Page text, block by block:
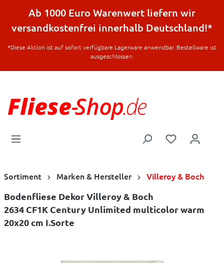
springen
Ab 1000 Euro Warenwert liefern wir
versandkostenfrei innerhalb Deutschland!*
*Diese Aktion ist auf sofort verfügbare Lagerware anwendbar. Bestellware ist
ausgeschlossen.
Sortiment Marken & Hersteller Villeroy & Boch
Bodenfliese Dekor Villeroy & Boch
2634 CF1K Century Unlimited multicolor warm
20x20 cm I.Sorte